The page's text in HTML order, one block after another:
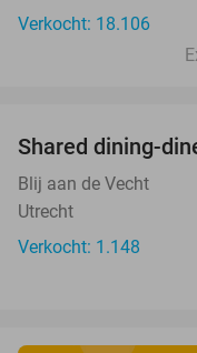
Verkocht: 18.106
Shared dining-
Blij aan de Vecht
Utrecht
Verkocht: 1.148